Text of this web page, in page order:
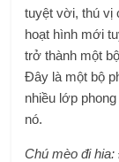
tuyệt vời, thú vị
hoạt hình mới
trở thành một
Đây là một bộ
nhiều lớp
nó.
Chú mèo đi